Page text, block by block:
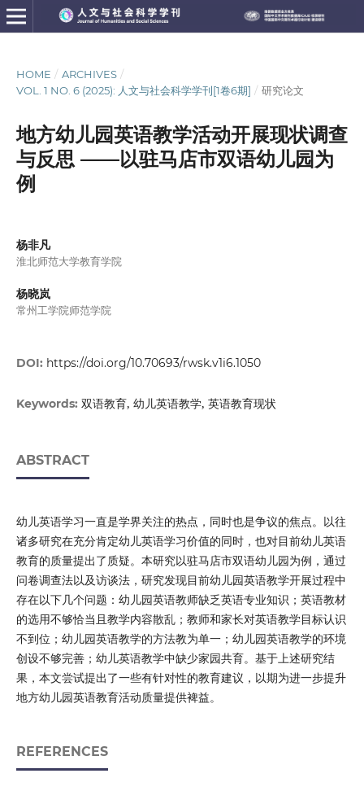
HOME / ARCHIVES /
VOL. 1 NO. 6 (2025): 人文与社会科学学刊[1卷6期] / 研究论文
地方幼儿园英语教学活动开展现状调查
与反思 ——以驻马店市双语幼儿园为
例
杨非凡
淮北师范大学教育学院
杨晓岚
常州工学院师范学院
DOI: https://doi.org/10.70693/rwsk.v1i6.1050
Keywords: 双语教育, 幼儿英语教学, 英语教育现状
ABSTRACT
幼儿英语学习一直是学界关注的热点，同时也是争议的焦点。以往
诸多研究在充分肯定幼儿英语学习价值的同时，也对目前幼儿英语
教育的质量提出了质疑。本研究以驻马店市双语幼儿园为例，通过
问卷调查法以及访谈法，研究发现目前幼儿园英语教学开展过程中
存在以下几个问题：幼儿园英语教师缺乏英语专业知识；英语教材
的选用不够恰当且教学内容散乱；教师和家长对英语教学目标认识
不到位；幼儿园英语教学的方法教为单一；幼儿园英语教学的环境
创设不够完善；幼儿英语教学中缺少家园共育。基于上述研究结
果，本文尝试提出了一些有针对性的教育建议，以期为进一步提升
地方幼儿园英语教育活动质量提供裨益。
REFERENCES